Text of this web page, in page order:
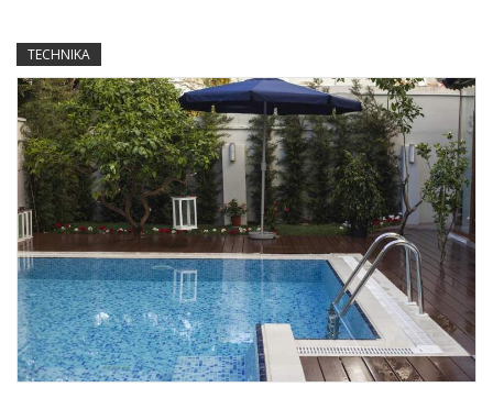
TECHNIKA